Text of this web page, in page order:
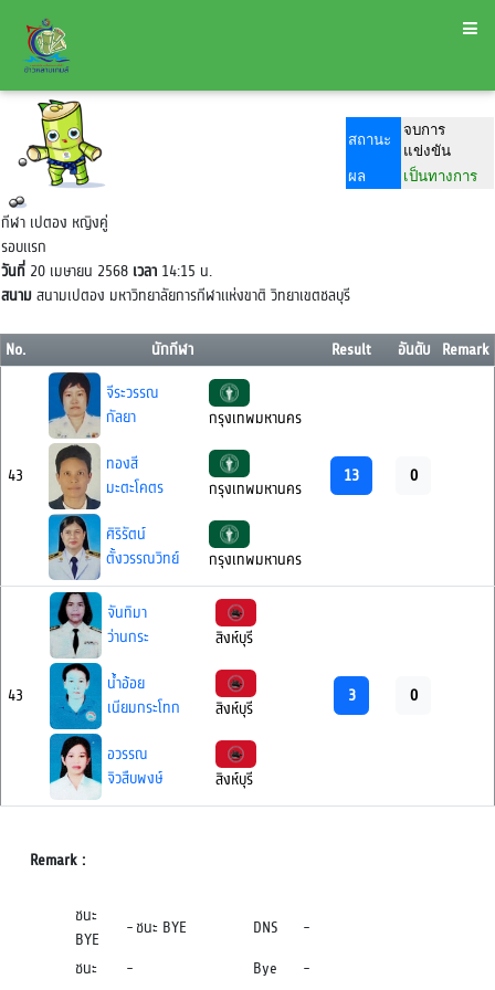
สถานะ
จบการ
แข่งขัน
ผล
เป็นทางการ
กีฬา เปตอง หญิงคู่
รอบแรก
วันที่ 20 เมษายน 2568 เวลา 14:15 น.
สนามสนามเปตอง มหาวิทยาลัยการกีฬาแห่งขาติ วิทยาเขตชลบุรี
No. นักกีฬา Result อันดับ Remark
43
จีระวรรณ
กัลยา
กรุงเทพมหานคร
ทองสี
มะตะโคตร
กรุงเทพมหานคร
ศิริรัตน์
ตั้งวรรณวิทย์
กรุงเทพมหานคร
13 0
43
จันทิมา
ว่านกระ
สิงห์บุรี
น้ำอ้อย
เนียมกระโทก
สิงห์บุรี
อวรรณ
จิวสืบพงษ์
สิงห์บุรี
3 0
Remark :
ชนะ
BYE
-ชนะ BYE DNS
-
ชนะ
- Bye
-